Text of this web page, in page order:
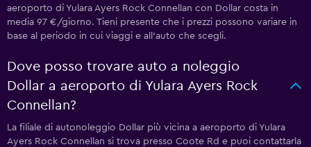
aeroporto di Yulara Ayers Rock Connellan con Dollar costa in
media 97 €/giorno. Tieni presente che i prezzi possono variare in
base al periodo in cui viaggi e all'auto che scegli.
Dove posso trovare auto a noleggio
Dollar a aeroporto di Yulara Ayers Rock
Connellan?
La filiale di autonoleggio Dollar più vicina a aeroporto di Yulara
Ayers Rock Connellan si trova presso Coote Rd e puoi contattarla